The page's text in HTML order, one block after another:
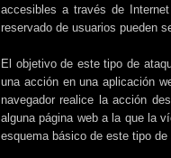
accesibles a través de
reservado de usuarios pueden
El objetivo de este tipo de
una acción en una aplicación
navegador realice la acción
alguna página web a la que la
esquema básico de este tipo